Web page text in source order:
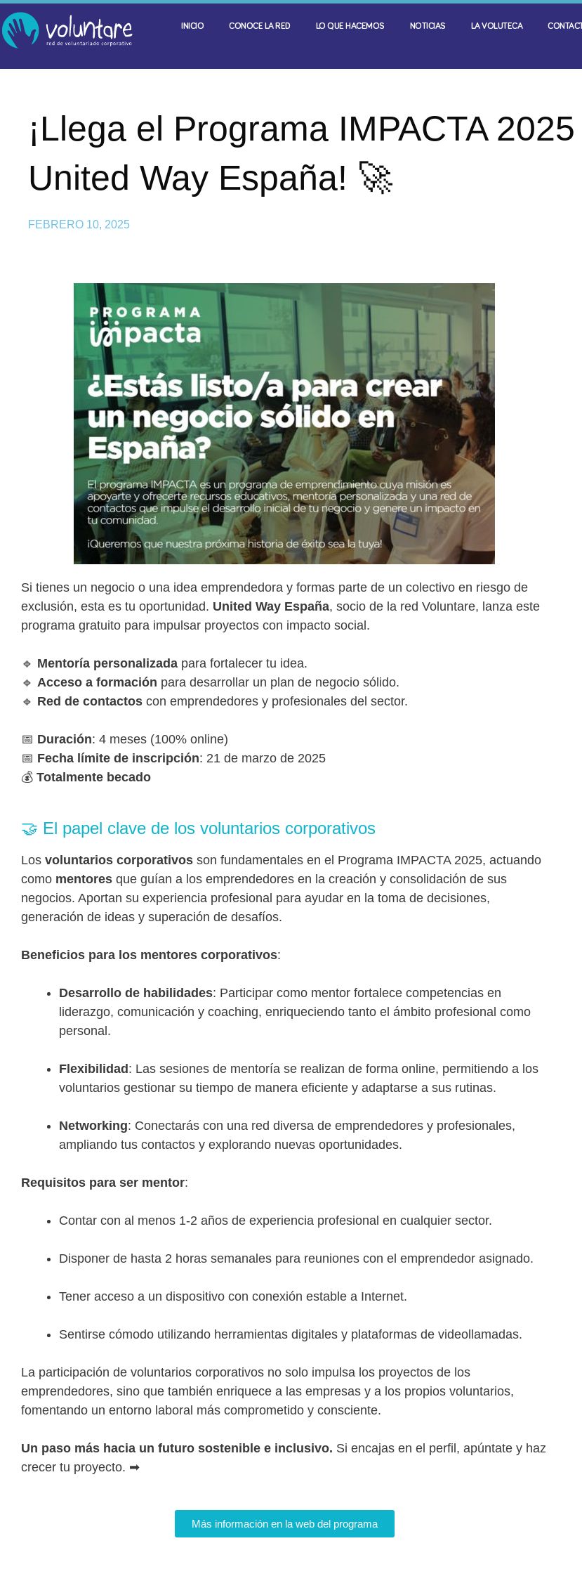
INICIO CONOCE LA RED LO QUE HACEMOS NOTICIAS LA VOLUTECA
¡Llega el Programa IMPACTA
United Way España! 🚀
FEBRERO 10, 2025
Si tienes un negocio o una idea emprendedora y formas parte de un colectivo en riesgo de
exclusión, esta es tu oportunidad. United Way España, socio de la red Voluntare, lanza este
programa gratuito para impulsar proyectos con impacto social.
🔹 Mentoría personalizada para fortalecer tu idea.
🔹 Acceso a formación para desarrollar un plan de negocio sólido.
🔹 Red de contactos con emprendedores y profesionales del sector.
📅 Duración: 4 meses (100% online)
📅 Fecha límite de inscripción: 21 de marzo de 2025
💰 Totalmente becado
🤝 El papel clave de los voluntarios corporativos
Los voluntarios corporativos son fundamentales en el Programa IMPACTA 2025, actuando
como mentores que guían a los emprendedores en la creación y consolidación de sus
negocios. Aportan su experiencia profesional para ayudar en la toma de decisiones,
generación de ideas y superación de desafíos.
Beneficios para los mentores corporativos:
Desarrollo de habilidades: Participar como mentor fortalece competencias en
liderazgo, comunicación y coaching, enriqueciendo tanto el ámbito profesional como
personal.
Flexibilidad : Las sesiones de mentoría se realizan de forma online, permitiendo a los
voluntarios gestionar su tiempo de manera eficiente y adaptarse a sus rutinas.
Networking: Conectarás con una red diversa de emprendedores y profesionales,
ampliando tus contactos y explorando nuevas oportunidades.
Requisitos para ser mentor:
Contar con al menos 1-2 años de experiencia profesional en cualquier sector.
Disponer de hasta 2 horas semanales para reuniones con el emprendedor asignado.
Tener acceso a un dispositivo con conexión estable a Internet.
Sentirse cómodo utilizando herramientas digitales y plataformas de videollamadas.
La participación de voluntarios corporativos no solo impulsa los proyectos de los
emprendedores, sino que también enriquece a las empresas y a los propios voluntarios,
fomentando un entorno laboral más comprometido y consciente.
Un paso más hacia un futuro sostenible e inclusivo. Si encajas en el perfil, apúntate y haz
crecer tu proyecto. ➡
Más información en la web del programa